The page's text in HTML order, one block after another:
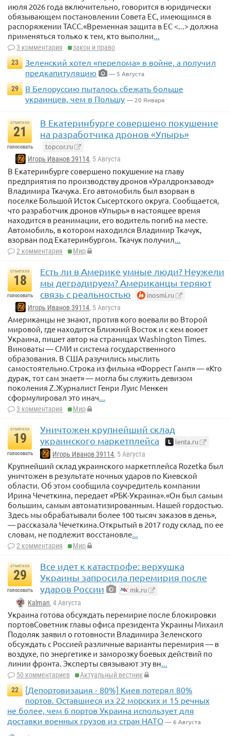
июля 2026 года включительно, говорится в юридически
обязывающем постановлении Совета ЕС, имеющимся в
распоряжении ТАСС.«Временная защита в ЕС <...> должна
применяться только к тем, кто выполни...
3 комментария
закон и право
23
Зеленский хотел «перелома» в войне, а получил
предкапитуляцию
— 5 Августа
29
В Белоруссию пыталось сбежать больше
украинцев, чем в Польшу — 20 Января
отметили
21
голосовать
В Екатеринбурге совершено покушение
на разработчика дронов «Упырь»
topcor.ru
Игорь Иванов 39114, 5 Августа
В Екатеринбурге совершено покушение на главу
предприятия по производству дронов «Уралдронзавод»
Владимира Ткачука. Его автомобиль был взорван в
поселке Большой Исток Сысертского округа. Сообщается,
что разработчик дронов «Упырь» в настоящее время
находится в реанимации, его водитель погиб на месте.
Автомобиль, в котором находился Владимир Ткачук,
взорван под Екатеринбургом. Ткачук получил
2 комментария Мир
отметили
18
голосовать
Есть ли в Америке умные люди? Неужели
мы деградируем? Американцы теряют
связь с реальностью
inosmi.ru
Игорь Иванов 39114, 5 Августа
Американцы не знают, против кого воевали во Второй
мировой, где находится Ближний Восток и с кем воюет
Украина, пишет автор на страницах Washington Times.
Виноваты — СМИ и система государственного
образования. В США разучились мыслить
самостоятельно.Строка из фильма «Форрест Гамп» — «Кто
дурак, тот сам знает» — могла бы служить девизом
поколения Z.Журналист Генри Луис Менкен
сформулировал это инач...
3 комментария Мир
отметили
19
голосовать
Уничтожен крупнейший склад
украинского маркетплейса
lenta.ru
Игорь Иванов 39114, 5 Августа
Крупнейший склад украинского маркетплейса Rozetka был
уничтожен в результате ночных ударов по Киевской
области. Об этом сообщила соучредитель компании
Ирина Чечеткина, передает «РБК-Украина».«Он был самым
большим, самым автоматизированным. Нашей гордостью.
Здесь мы обрабатывали более 100 тысяч заказов в день»,
— рассказала Чечеткина.Открытый в 2017 году склад, по ее
словам, не подлежит восстановле...
2 комментария Мир
отметили
29
голосовать
Все идет к катастрофе: верхушка
Украины запросила перемирия после
ударов России
mk.ru
Kalman, 4 Августа
Украина готова обсуждать перемирие после блокировки
портовСоветник главы офиса президента Украины Михаил
Подоляк заявил о готовности Владимира Зеленского
обсуждать с Россией различные варианты перемирия — в
воздухе, по энергетике и заморозку боевых действий по
линии фронта. Эксперты связывают эту вн...
50 комментариев
Актуальный вестник
22
[Депортовизация - 80%] Киев потерял 80%
портов. Оставшиеся из 22 морских и 15 речных
не более, чем 6 портов Украина использует для
доставки военных грузов из стран НАТО — 6 Августа